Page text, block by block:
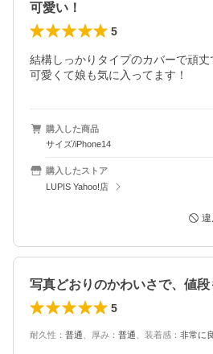
可愛い！
5
結構しっかりタイプのカバーで頑丈
可愛くて娘も気に入ってます！
購入した商品
サイズ/iPhone14
購入したストア
LUPIS Yahoo!店
5
耐久性 ： 普通 厚み ： 普通 装着感 ： 非常に